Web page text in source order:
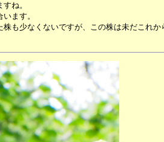
ね。
ます。
株も少なくないですが、この株は未だこれか